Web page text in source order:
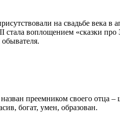
на свадьбе века в
воплощением «сказки
преемником своего отца
богат, умен, образован.